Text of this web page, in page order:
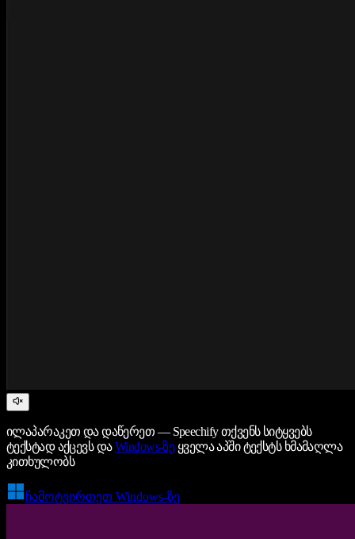
ილაპარაკეთ და დაწერეთ — Speechify თქვენს სიტყვებს
ტექსტად აქცევს დაWindows-ზეყველა აპში ტექსტს ხმამაღლა
კითხულობს
ჩამოტვირთეთ Windows-ზე